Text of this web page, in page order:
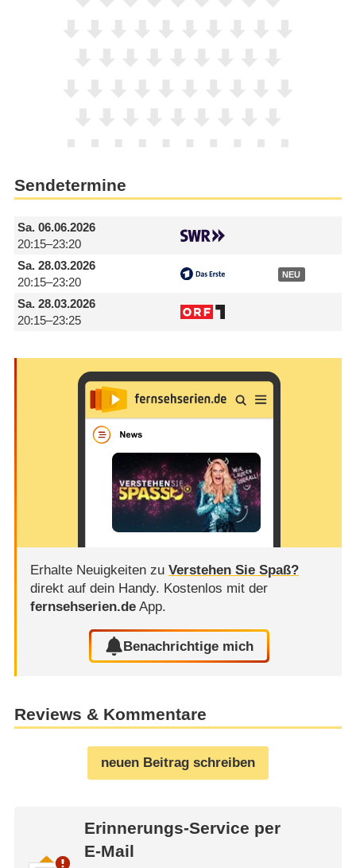
Sendetermine
Sa.06.06.2026
20:15–23:20
Sa.28.03.2026
20:15–23:20
NEU
Sa.28.03.2026
20:15–23:25
Erhalte Neuigkeiten zu Verstehen Sie Spaß?
direkt auf dein Handy. Kostenlos mit der
fernsehserien.deApp.
Benachrichtige mich
Reviews & Kommentare
neuen Beitrag schreiben
Erinnerungs-Service per
E-Mail